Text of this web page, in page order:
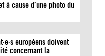
à cause d’une photo du
européens doivent
concernant la